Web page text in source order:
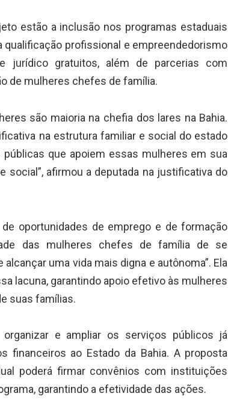
estão a inclusão nos programas estaduais
qualificação profissional e empreendedorismo
jurídico gratuitos, além de parcerias com
de mulheres chefes de família.
são maioria na chefia dos lares na Bahia.
na estrutura familiar e social do estado
que apoiem essas mulheres em sua
social”, afirmou a deputada na justificativa do
oportunidades de emprego e de formação
das mulheres chefes de família de se
uma vida mais digna e autônoma”. Ela
lacuna, garantindo apoio efetivo às mulheres
suas famílias.
e ampliar os serviços públicos já
financeiros ao Estado da Bahia. A proposta
poderá firmar convênios com instituições
garantindo a efetividade das ações.